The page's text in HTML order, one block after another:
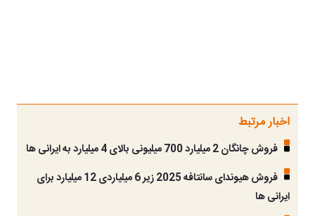
اخبار مرتبط
فروش چانگان 2 میلیارد 700 میلیونی بالای 4 میلیارد به ایرانی ها
فروش هیوندای سانتافه 2025 زیر 6 میلیاردی 12 میلیارد برای
ایرانی ها